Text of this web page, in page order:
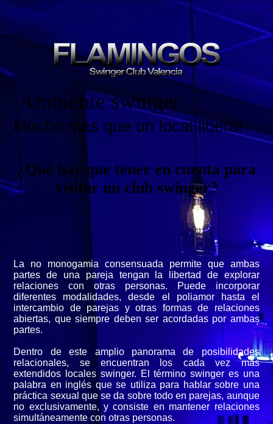
Ambiente swinger
Mucho más que un local liberal
¿Qué hay que tener en cuenta para
visitar un club swinger?
La no monogamia consensuada permite que ambas
partes de una pareja tengan la libertad de explorar
relaciones con otras personas. Puede incorporar
diferentes modalidades, desde el poliamor hasta el
intercambio de parejas y otras formas de relaciones
abiertas, que siempre deben ser acordadas por ambas
partes.
Dentro de este amplio panorama de posibilidades
relacionales, se encuentran los cada vez más
extendidos locales swinger. El término swinger es una
palabra en inglés que se utiliza para hablar sobre una
práctica sexual que se da sobre todo en parejas, aunque
no exclusivamente, y consiste en mantener relaciones
simultáneamente con otras personas.